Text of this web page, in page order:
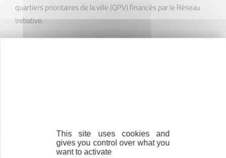
quartiers prioritaires de la ville (QPV) financés par le Réseau
Initiative.
PUBLIÉ LE 01 OCTOBRE 2025
Initiative Calaisis
en quelques chiffres
This site uses cookies and
gives you control over what you
want to activate